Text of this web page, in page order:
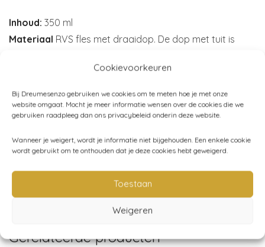
Cookievoorkeuren
Bij Dreumesenzo gebruiken we cookies om te meten hoe je met onze
website omgaat. Mocht je meer informatie wensen over de cookies die we
gebruiken raadpleeg dan ons privacybeleid onderin deze website.
Wanneer je weigert, wordt je informatie niet bijgehouden. Een enkele cookie
wordt gebruikt om te onthouden dat je deze cookies hebt geweigerd.
Toestaan
Weigeren
Inhoud: 350 ml
Materiaal RVS fles met draaidop. De dop met tuit is
18cm met RVS dop, 20cm met drinktuit dop.
Merk:
Konges Sløjd
Artikelnummer: KS4206-cherry
Gerelateerde producten